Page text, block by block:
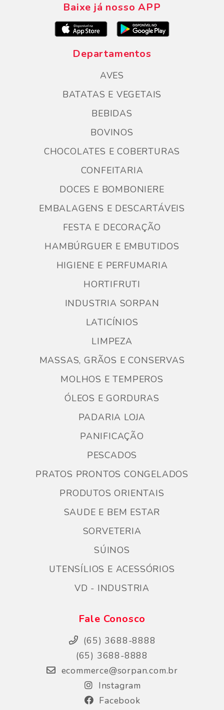
Baixe já nosso APP
Departamentos
AVES
BATATAS E VEGETAIS
BEBIDAS
BOVINOS
CHOCOLATES E COBERTURAS
CONFEITARIA
DOCES E BOMBONIERE
EMBALAGENS E DESCARTÁVEIS
FESTA E DECORAÇÃO
HAMBÚRGUER E EMBUTIDOS
HIGIENE E PERFUMARIA
HORTIFRUTI
INDUSTRIA SORPAN
LATICÍNIOS
LIMPEZA
MASSAS, GRÃOS E CONSERVAS
MOLHOS E TEMPEROS
ÓLEOS E GORDURAS
PADARIA LOJA
PANIFICAÇÃO
PESCADOS
PRATOS PRONTOS CONGELADOS
PRODUTOS ORIENTAIS
SAUDE E BEM ESTAR
SORVETERIA
SÚINOS
UTENSÍLIOS E ACESSÓRIOS
VD - INDUSTRIA
Fale Conosco
(65) 3688-8888
(65) 3688-8888
ecommerce@sorpan.com.br
Instagram
Facebook